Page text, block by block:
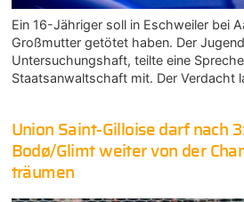
Ein 16-Jähriger soll in Eschweiler bei
Großmutter getötet haben. Der
Untersuchungshaft, teilte eine
Staatsanwaltschaft mit. Der Verdacht
Union Saint-Gilloise darf nach
Bodø/Glimt weiter von der
träumen